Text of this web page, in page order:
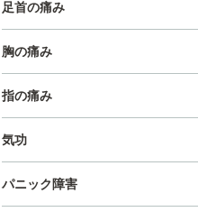
足首の痛み
胸の痛み
指の痛み
気功
パニック障害